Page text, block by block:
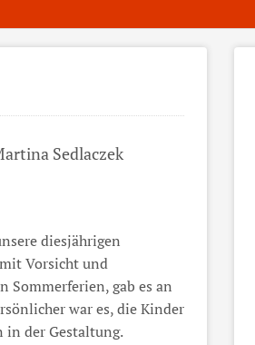
Sedlaczek
diesjährigen
Vorsicht und
Sommerferien, gab es an
war es, die Kinder
in der Gestaltung.